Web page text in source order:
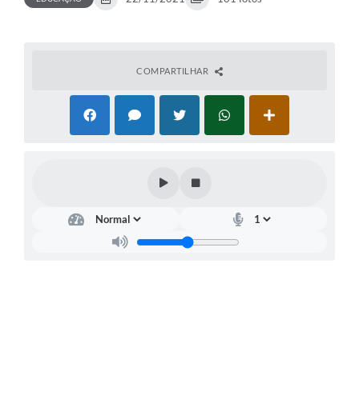
COMPARTILHAR